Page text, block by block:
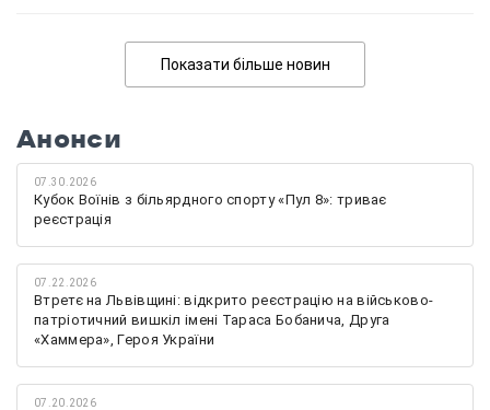
Показати більше новин
Анонси
07.30.2026
Кубок Воїнів з більярдного спорту «Пул 8»: триває
реєстрація
07.22.2026
Втретє на Львівщині: відкрито реєстрацію на військово-
патріотичний вишкіл імені Тараса Бобанича, Друга
«Хаммера», Героя України
07.20.2026